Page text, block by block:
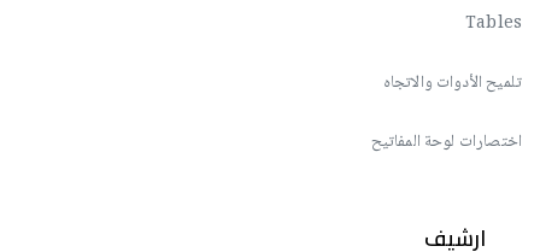
Tables
تلميح الأدوات والاتجاه
اختصارات لوحة المفاتيح
ارشيف